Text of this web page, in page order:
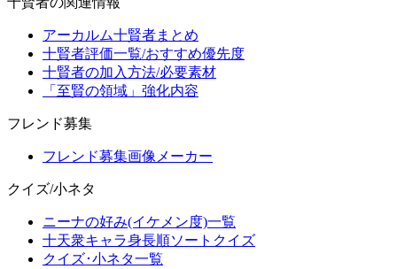
アーカルム十賢者まとめ
十賢者評価一覧/おすすめ優先度
十賢者の加入方法/必要素材
「至賢の領域」強化内容
フレンド募集
フレンド募集画像メーカー
クイズ/小ネタ
ニーナの好み(イケメン度)一覧
十天衆キャラ身長順ソートクイズ
クイズ･小ネタ一覧